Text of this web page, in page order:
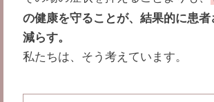
の健康を守ることが、結果的に患者
減らす。
私たちは、そう考えています。